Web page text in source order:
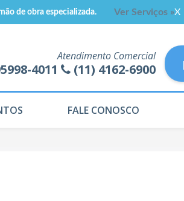
Atendimento Comercial
4011 (11) 4162-6900
FALE CONOSCO
de obra especializada. Ver Serviços »X